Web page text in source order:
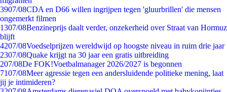
3907/08CDA en D66 willen ingrijpen tegen 'gluurbrillen' die mensen
ongemerkt filmen
1307/08Benzineprijs daalt verder, onzekerheid over Straat van Hormuz
blijft
4207/08Voedselprijzen wereldwijd op hoogste niveau in ruim drie jaar
2307/08Quake krijgt na 30 jaar een gratis uitbreiding
207/08De FOK!Voetbalmanager 2026/2027 is begonnen
7107/08Meer agressie tegen een andersluidende politieke mening, laat
jij je intimideren?